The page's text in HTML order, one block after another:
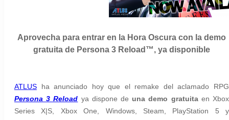
Aprovecha para entrar en la Hora Oscura con la demo
gratuita de Persona 3 Reload™, ya disponible
ATLUS ha anunciado hoy que el remake del aclamado RPG
Persona 3 Reload ya dispone de una demo gratuitaen Xbox
Series X|S, Xbox One, Windows, Steam, PlayStation 5 y